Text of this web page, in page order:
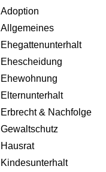
Adoption
Allgemeines
Ehegattenunterhalt
Ehescheidung
Ehewohnung
Elternunterhalt
Erbrecht & Nachfolge
Gewaltschutz
Hausrat
Kindesunterhalt